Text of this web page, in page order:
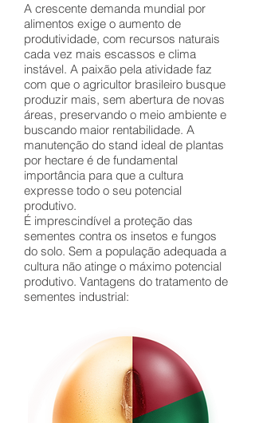
A crescente demanda mundial por
alimentos exige o aumento de
produtividade, com recursos naturais
cada vez mais escassos e clima
instável. A paixão pela atividade faz
com que o agricultor brasileiro busque
produzir mais, sem abertura de novas
áreas, preservando o meio ambiente e
buscando maior rentabilidade. A
manutenção do stand ideal de plantas
por hectare é de fundamental
importância para que a cultura
expresse todo o seu potencial
produtivo.
É imprescindível a proteção das
sementes contra os insetos e fungos
do solo. Sem a população adequada a
cultura não atinge o máximo potencial
produtivo. Vantagens do tratamento de
sementes industrial: